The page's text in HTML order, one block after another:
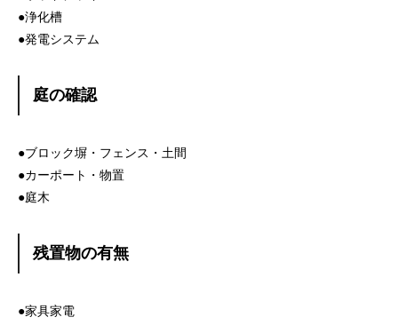
●浄化槽
●発電システム
庭の確認
●ブロック塀・フェンス・土間
●カーポート・物置
●庭木
残置物の有無
●家具家電